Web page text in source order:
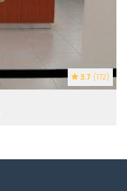
3.7 (172)